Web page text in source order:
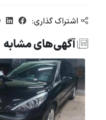
اشتراک گذاری:
آگهی‌های مشابه